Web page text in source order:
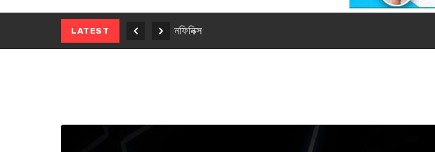
LATEST মোবাইল